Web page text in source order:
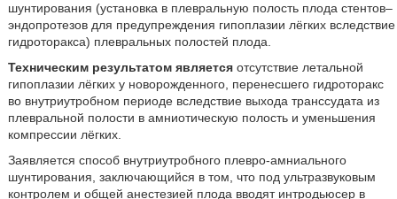
шунтирования (установка в плевральную полость плода стентов–
эндопротезов для предупреждения гипоплазии лёгких вследствие
гидроторакса) плевральных полостей плода.
Техническим результатом являетсяотсутствие летальной
гипоплазии лёгких у новорожденного, перенесшего гидроторакс
во внутриутробном периоде вследствие выхода транссудата из
плевральной полости в амниотическую полость и уменьшения
компрессии лёгких.
Заявляется способ внутриутробного плевро-амниального
шунтирования, заключающийся в том, что под ультразвуковым
контролем и общей анестезией плода вводят интродьюсер в